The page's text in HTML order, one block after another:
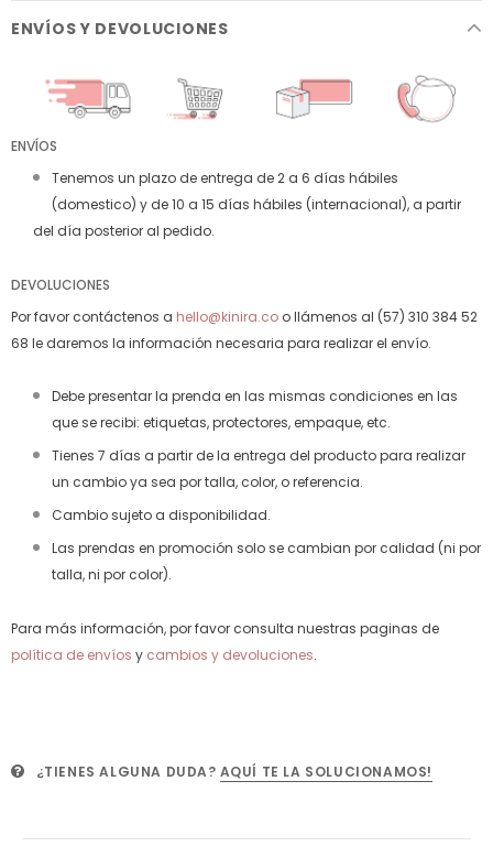
ENVÍOS Y DEVOLUCIONES
ENVÍOS
Tenemos un plazo de entrega de 2 a 6 días hábiles
(domestico) y de 10 a 15 días hábiles (internacional), a partir
del día posterior al pedido.
DEVOLUCIONES
Por favor contáctenos a hello@kinira.co o llámenos al (57) 310 384 52
68 le daremos la información necesaria para realizar el envío.
Debe presentar la prenda en las mismas condiciones en las
que se recibi: etiquetas, protectores, empaque, etc.
Tienes 7 días a partir de la entrega del producto para realizar
un cambio ya sea por talla, color, o referencia.
Cambio sujeto a disponibilidad.
Las prendas en promoción solo se cambian por calidad (ni por
talla, ni por color).
Para más información, por favor consulta nuestras paginas de
política de envíos y cambios y devoluciones.
¿TIENES ALGUNA DUDA? AQUÍ TE LA SOLUCIONAMOS!